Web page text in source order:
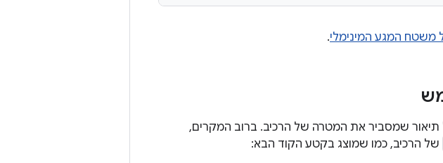
משטח המגע המינימלי.
שמסביר את המטרה של הרכיב. ברוב המקרים,
של הרכיב, כמו שמוצג בקטע הקוד הבא: